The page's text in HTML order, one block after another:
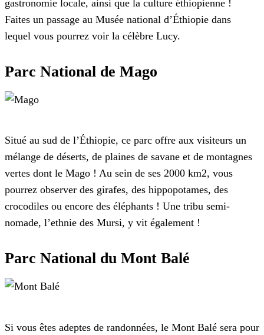
gastronomie locale, ainsi que la culture éthiopienne !
Faites un passage au Musée national d’Éthiopie dans
lequel vous pourrez voir la célèbre Lucy.
Parc National de Mago
Situé au sud de l’Éthiopie, ce parc offre aux visiteurs un
mélange de déserts, de plaines de savane et de montagnes
vertes dont le Mago ! Au sein de ses 2000 km2, vous
pourrez observer des girafes, des hippopotames, des
crocodiles ou encore des éléphants ! Une tribu semi-
nomade, l’ethnie des Mursi, y vit également !
Parc National du Mont Balé
Si vous êtes adeptes de randonnées, le Mont Balé sera pour